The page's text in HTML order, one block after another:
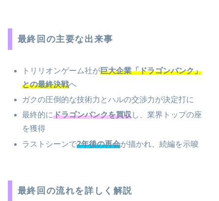
最終回の主要な出来事
トリリオンゲーム社が巨大企業「ドラゴンバンク」
との最終決戦へ
ガクの圧倒的な技術力とハルの交渉力が決定打に
最終的にドラゴンバンクを買収し、業界トップの座
を獲得
ラストシーンで2年後の再会が描かれ、続編を示唆
最終回の流れを詳しく解説